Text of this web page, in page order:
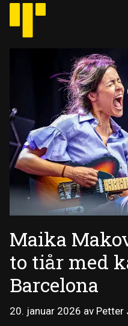
Hopp
innhold
Maika
to tiår med
Barcelona
20. januar 2026 av Petter